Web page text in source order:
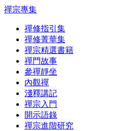
禪宗專集
禪修指引集
禪修菁華集
禪宗精選書籍
禪門故事
參禪靜坐
內觀禪
淺釋講記
禪宗入門
開示語錄
禪宗進階研究